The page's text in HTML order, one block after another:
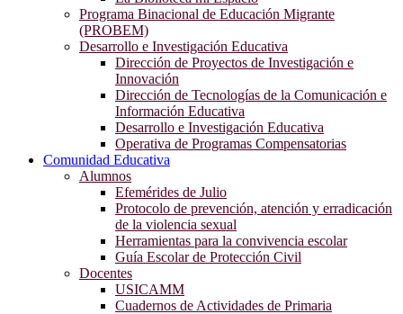
Programa Binacional de Educación Migrante
(PROBEM)
Desarrollo e Investigación Educativa
Dirección de Proyectos de Investigación e
Innovación
Dirección de Tecnologías de la Comunicación e
Información Educativa
Desarrollo e Investigación Educativa
Operativa de Programas Compensatorias
Comunidad Educativa
Alumnos
Efemérides de Julio
Protocolo de prevención, atención y erradicación
de la violencia sexual
Herramientas para la convivencia escolar
Guía Escolar de Protección Civil
Docentes
USICAMM
Cuadernos de Actividades de Primaria